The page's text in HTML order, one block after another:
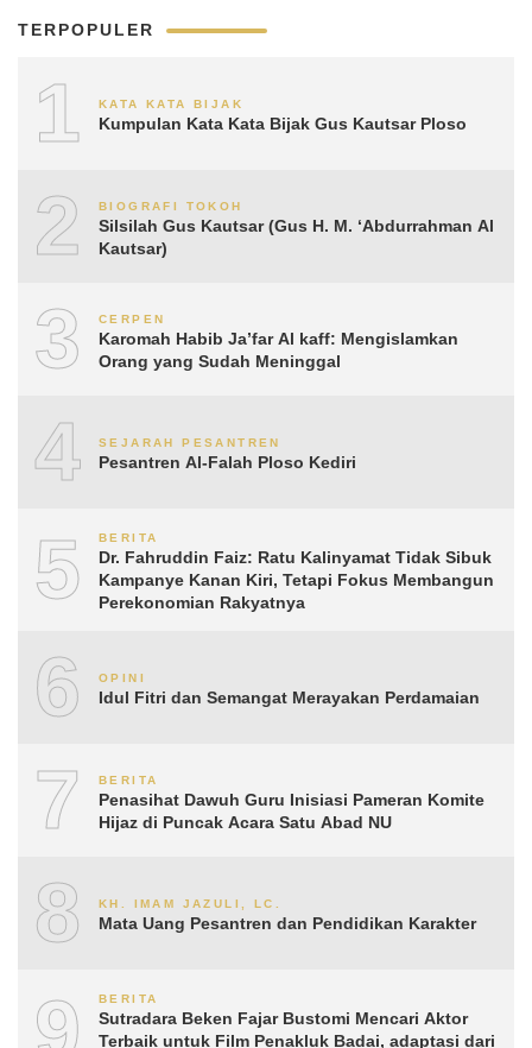
TERPOPULER
1 KATA KATA BIJAK
Kumpulan Kata Kata Bijak Gus Kautsar Ploso
2 BIOGRAFI TOKOH
Silsilah Gus Kautsar (Gus H. M. ‘Abdurrahman Al
Kautsar)
3 CERPEN
Karomah Habib Ja’far Al kaff: Mengislamkan
Orang yang Sudah Meninggal
4 SEJARAH PESANTREN
Pesantren Al-Falah Ploso Kediri
5 BERITA
Dr. Fahruddin Faiz: Ratu Kalinyamat Tidak Sibuk
Kampanye Kanan Kiri, Tetapi Fokus Membangun
Perekonomian Rakyatnya
6 OPINI
Idul Fitri dan Semangat Merayakan Perdamaian
7 BERITA
Penasihat Dawuh Guru Inisiasi Pameran Komite
Hijaz di Puncak Acara Satu Abad NU
8 KH. IMAM JAZULI, LC.
Mata Uang Pesantren dan Pendidikan Karakter
BERITA
Sutradara Beken Fajar Bustomi Mencari Aktor
Terbaik untuk Film Penakluk Badai, adaptasi dari